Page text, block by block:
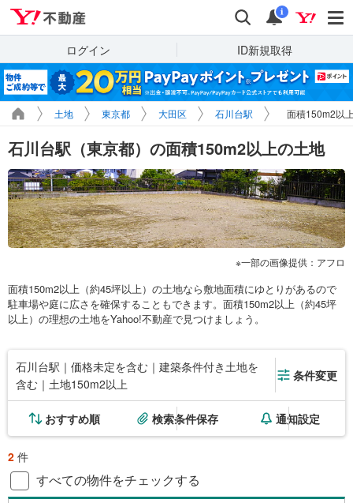
検索 通知
i
ログイン ID新規取得
土地 東京都 大田区 石川台駅 面積150m2以
石川台駅（東京都）の面積150m2以上の土地
一部の画像提供：アフロ
面積150m2以上（約45坪以上）の土地なら敷地面積にゆとりがあるので
駐車場や庭に広さを確保することもできます。面積150m2以上（約45坪
以上）の理想の土地をYahoo!不動産で見つけましょう。
石川台駅｜価格未定を含む｜建築条件付き土地を
含む｜土地150m2以上
条件変更
おすすめ順 検索条件保存 通知設定
2 件
すべての物件をチェックする